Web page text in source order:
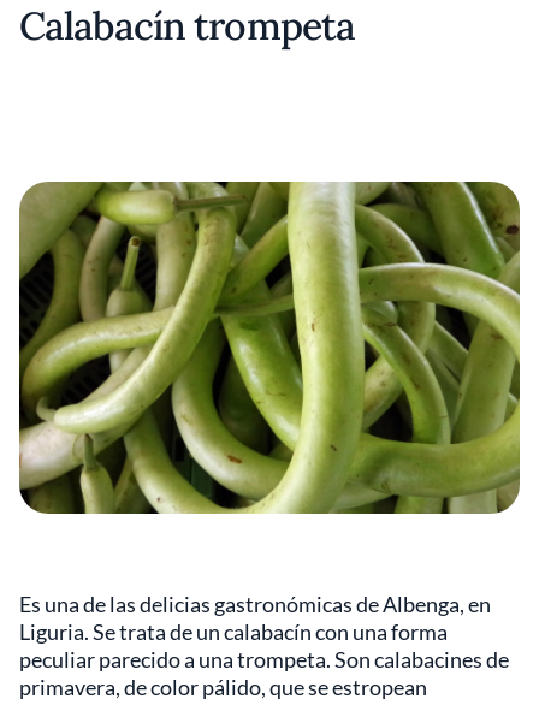
Calabacín trompeta
Es una de las delicias gastronómicas de Albenga, en
Liguria. Se trata de un calabacín con una forma
peculiar parecido a una trompeta. Son calabacines de
primavera, de color pálido, que se estropean